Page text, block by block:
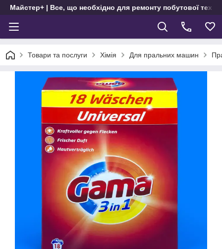
Майстер+ | Все, що необхідно для ремонту побутової
Товари та послуги Хімія Для пральних машин